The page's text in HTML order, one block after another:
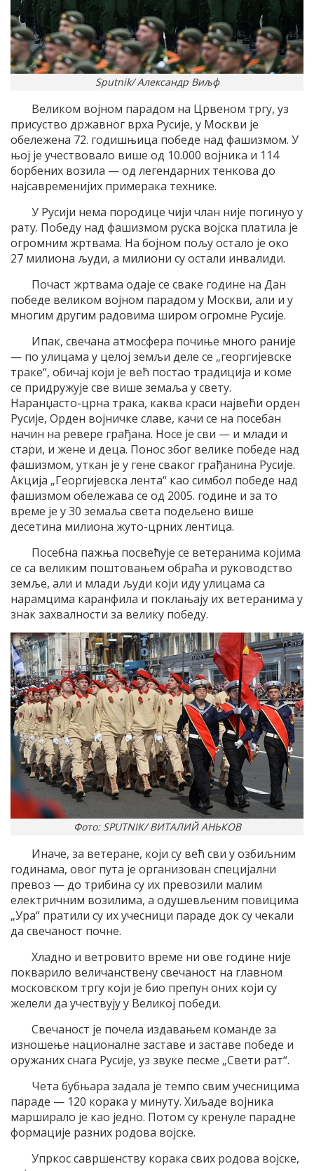
Sputnik/ Александр Виљф
Великом војном парадом на Црвеном тргу, уз
присуство државног врха Русије, у Москви је
обележена 72. годишњица победе над фашизмом. У
њој је учествовало више од 10.000 војника и 114
борбених возила — од легендарних тенкова до
најсавременијих примерака технике.
У Русији нема породице чији члан није погинуо у
рату. Победу над фашизмом руска војска платила је
огромним жртвама. На бојном пољу остало је око
27 милиона људи, а милиони су остали инвалиди.
Почаст жртвамa одаје се сваке године на Дан
победе великом војном парадом у Москви, али и у
многим другим радовима широм огромне Русије.
Ипак, свечана атмосфера почиње много раније
— по улицама у целој земљи деле се „георгијевске
траке“, обичај који је већ постао традиција и коме
се придружује све више земаља у свету.
Наранџасто-црна трака, каква краси највећи орден
Русије, Орден војничке славе, качи се на посебан
начин на ревере грађана. Носе је сви — и млади и
стари, и жене и деца. Понос због велике победе над
фашизмом, уткан је у гене сваког грађанина Русије.
Акција „Георгијевска лента“ као симбол победе над
фашизмом обележава се од 2005. године и за то
време је у 30 земаља света подељено више
десетина милиона жуто-црних лентица.
Посебна пажња посвећује се ветеранима којима
се са великим поштовањем обраћа и руководство
земље, али и млади људи који иду улицама са
нарамцима каранфила и поклањају их ветеранима у
знак захвалности за велику победу.
Фото: SPUTNIK/ ВИТАЛИЙ АНЬКОВ
Иначе, за ветеране, који су већ сви у озбиљним
годинама, овог пута је организован специјални
превоз — до трибина су их превозили малим
електричним возилима, а одушевљеним повицима
„Ура“ пратили су их учесници параде док су чекали
да свечаност почне.
Хладно и ветровито време ни ове године није
покварило величанствену свечаност на главном
московском тргу који је био препун оних који су
желели да учествују у Великој победи.
Свечаност је почела издавањем команде за
изношење националне заставе и заставе победе и
оружаних снага Русије, уз звуке песме „Свети рат“.
Чета бубњара задала је темпо свим учесницима
параде — 120 корака у минуту. Хиљаде војника
марширало је као једно. Потом су кренуле парадне
формације разних родова војске.
Упркос савршенству корака свих родова војске,